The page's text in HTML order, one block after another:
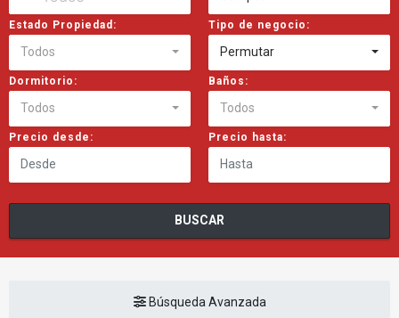
Estado Propiedad:
Todos
Tipo de negocio:
Permutar
Dormitorio:
Todos
Baños:
Todos
Precio desde: Precio hasta:
BUSCAR
Búsqueda Avanzada